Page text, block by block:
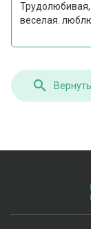
Трудолюбивая,
веселая.